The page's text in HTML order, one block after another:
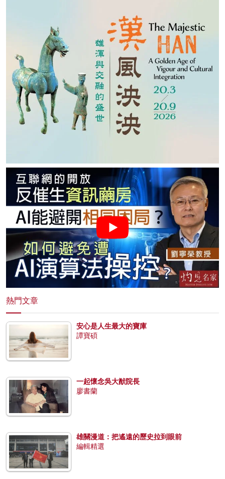
熱門文章
安心是人生最大的寶庫
譚寶碩
一起懷念吳大猷院長
廖書蘭
雄關漫道：把遙遠的歷史拉到眼前
編輯精選